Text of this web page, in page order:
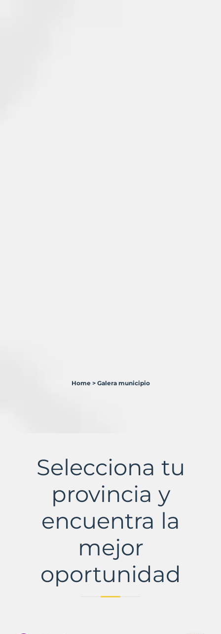
Murbalands
Home > Galera municipio
Selecciona tu
provincia y
encuentra la
mejor
oportunidad